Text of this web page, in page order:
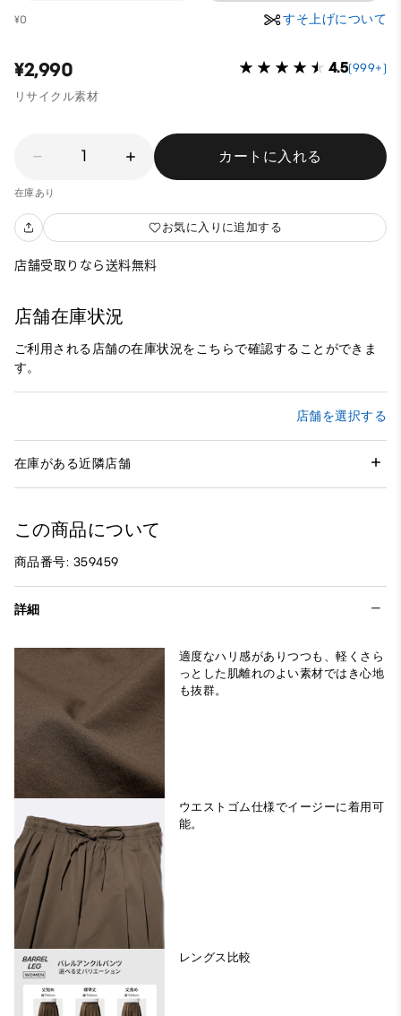
¥0 すそ上げについて
¥2,990 4.5(999+)
リサイクル素材
1 カートに入れる
在庫あり
お気に入りに追加する
店舗受取りなら送料無料
店舗在庫状況
ご利用される店舗の在庫状況をこちらで確認することができま
す。
店舗を選択する
在庫がある近隣店舗
この商品について
商品番号: 359459
詳細
適度なハリ感がありつつも、軽くさら
っとした肌離れのよい素材ではき心地
も抜群。
ウエストゴム仕様でイージーに着用可
能。
レングス比較